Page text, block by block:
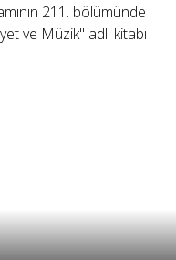
211. bölümünde
ve Müzik" adlı kitabı